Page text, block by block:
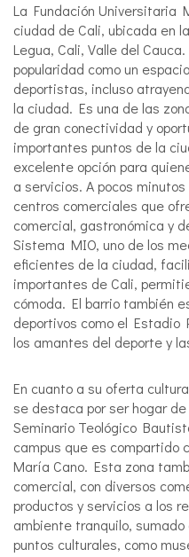
La Fundación Universitaria
ciudad de Cali, ubicada en
Legua, Cali, Valle del
popularidad como un
deportistas, incluso
la ciudad. Es una de las
de gran conectividad y
importantes puntos de la
excelente opción para
a servicios. A pocos
centros comerciales que
comercial, gastronómica y
Sistema MIO, uno de los
eficientes de la ciudad,
importantes de Cali,
cómoda. El barrio también
deportivos como el Estadio
los amantes del deporte y
En cuanto a su oferta
se destaca por ser hogar
Seminario Teológico
campus que es compartido
María Cano. Esta zona
comercial, con diversos
productos y servicios a los
ambiente tranquilo,
puntos culturales, como